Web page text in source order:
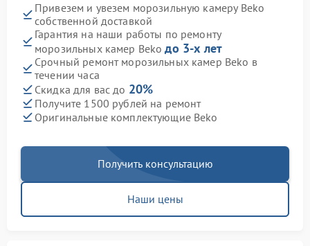
Привезем и увезем морозильную камеру Beko
собственной доставкой
Гарантия на наши работы по ремонту
морозильных камер Bekoдо 3-х лет
Срочный ремонт морозильных камер Beko в
течении часа
Скидка для вас до 20%
Получите 1500 рублей на ремонт
Оригинальные комплектующие Beko
Получить консультацию
Наши цены